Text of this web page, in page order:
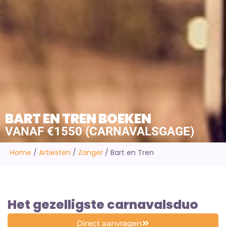
VANAF €1550 (CARNAVALSGAGE)
BART EN TREN BOEKEN
Home / Artiesten / Zanger / Bart en Tren
Het gezelligste carnavalsduo
Direct aanvragen